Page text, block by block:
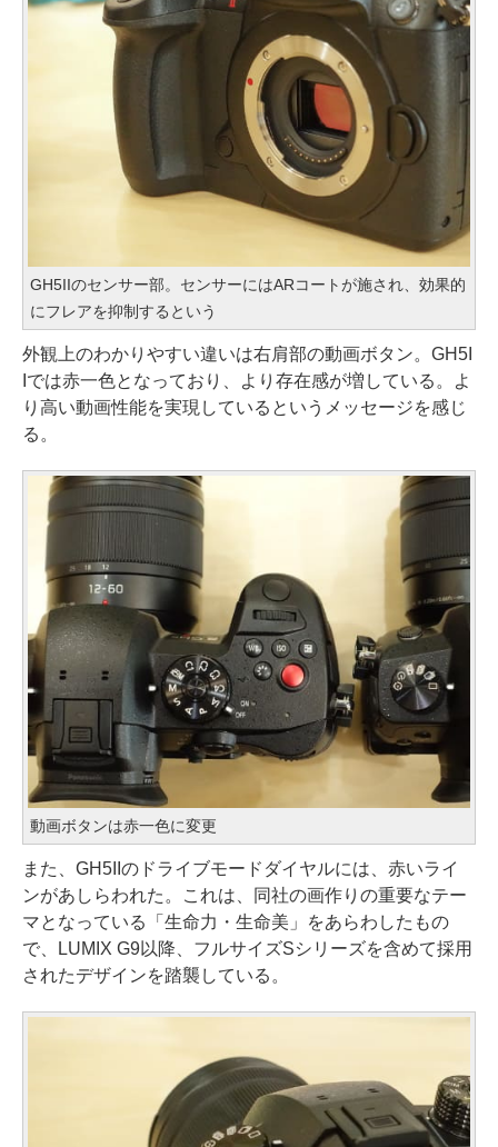
GH5IIのセンサー部。センサーにはARコートが施され、効果的
にフレアを抑制するという
外観上のわかりやすい違いは右肩部の動画ボタン。GH5I
Iでは赤一色となっており、より存在感が増している。よ
り高い動画性能を実現しているというメッセージを感じ
る。
動画ボタンは赤一色に変更
また、GH5IIのドライブモードダイヤルには、赤いライ
ンがあしらわれた。これは、同社の画作りの重要なテー
マとなっている「生命力・生命美」をあらわしたもの
で、LUMIX G9以降、フルサイズSシリーズを含めて採用
されたデザインを踏襲している。